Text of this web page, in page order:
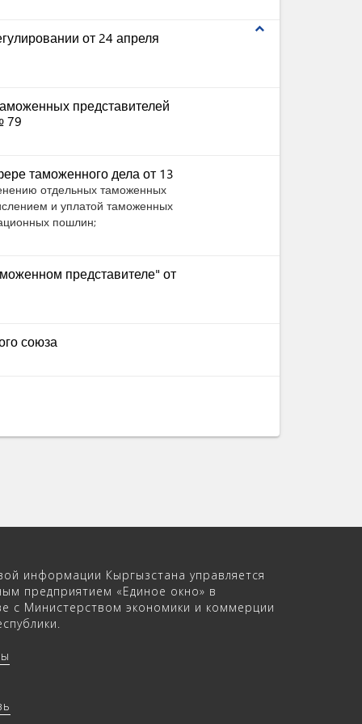
expand_less
от 24 апреля
представителей
79
таможенного дела от 13
отдельных таможенных
и уплатой таможенных
пошлин;
представителе" от
союза
информации Кыргызстана управляется
предприятием «Единое окно» в
с Министерством экономики и коммерции